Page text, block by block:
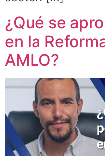
¿Qué se
en la
AMLO?